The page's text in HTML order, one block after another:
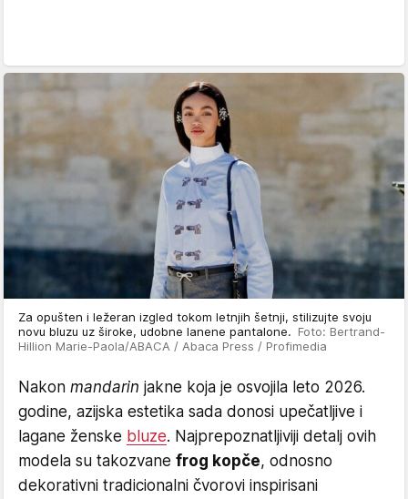
Za opušten i ležeran izgled tokom letnjih šetnji, stilizujte svoju
novu bluzu uz široke, udobne lanene pantalone. Foto: Bertrand-
Hillion Marie-Paola/ABACA / Abaca Press / Profimedia
Nakon mandarin jakne koja je osvojila leto 2026.
godine, azijska estetika sada donosi upečatljive i
lagane ženske bluze. Najprepoznatljiviji detalj ovih
modela su takozvane frog kopče, odnosno
dekorativni tradicionalni čvorovi inspirisani